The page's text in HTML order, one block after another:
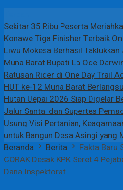
Sekitar 35 Ribu Peserta
KonaweTiga Finisher Terbaik
Liwu Mokesa Berhasil
Muna BaratBupati La Ode
Ratusan Rider di One Day Trail
HUT ke-12 Muna Barat
Hutan Uepai 2026 Siap Digelar
Jalur Santai dan Supertes
Usung Visi Pertanian,
untuk Bangun Desa Asingi yang
Beranda
Berita
Fakta Baru
CORAK Desak KPK Seret 4
Dana Inspektorat